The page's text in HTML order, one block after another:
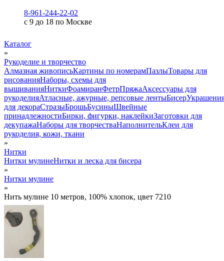
8-961-244-22-02
с 9 до 18 по Москве
Каталог
»
Рукоделие и творчество
Алмазная живописьКартины по номерамПазлыТовары для
рисованияНаборы, схемы для
вышиванияНиткиФоамиранФетрПряжаАксессуары для
рукоделияАтласные, ажурные, репсовые лентыБисер
для декораСтразыБрошьБусиныШвейные
принадлежностиБирки, фигурки, наклейкиЗаготовки для
декупажаНаборы для творчестваНаполнительКлеи для
рукоделия, кожи, ткани
»
Нитки
Нитки мулинеНитки и леска для бисера
»
Нитки мулине
»
Нить мулине 10 метров, 100% хлопок, цвет 7210